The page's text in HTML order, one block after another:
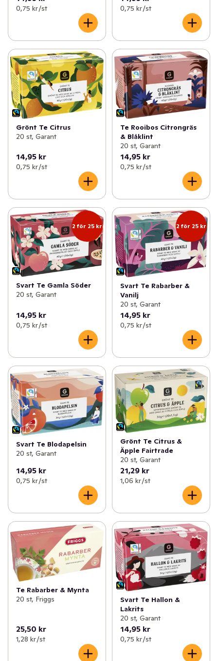
0,75 kr /st 0,75 kr /st
Grönt Te Citrus
20 st, Garant
14,95 kr
0,75 kr /st
Te Rooibos Citrongräs
& Blåklint
20 st, Garant
14,95 kr
0,75 kr /st
2 för 25 kr
Svart Te Gamla Söder
20 st, Garant
14,95 kr
0,75 kr /st
2 för 25 kr
Svart Te Rabarber &
Vanilj
20 st, Garant
14,95 kr
0,75 kr /st
Svart Te Blodapelsin
20 st, Garant
14,95 kr
0,75 kr /st
Grönt Te Citrus &
Äpple Fairtrade
20 st, Garant
21,29 kr
1,06 kr /st
Te Rabarber & Mynta
20 st, Friggs
25,50 kr
1,28 kr /st
Svart Te Hallon &
Lakrits
20 st, Garant
14,95 kr
0,75 kr /st